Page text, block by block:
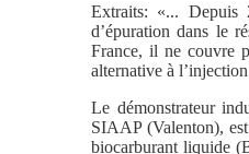
Extraits: «... Depuis
d’épuration dans le
France, il ne couvre
alternative à
Le démonstrateur
SIAAP (Valenton),
biocarburant liquide